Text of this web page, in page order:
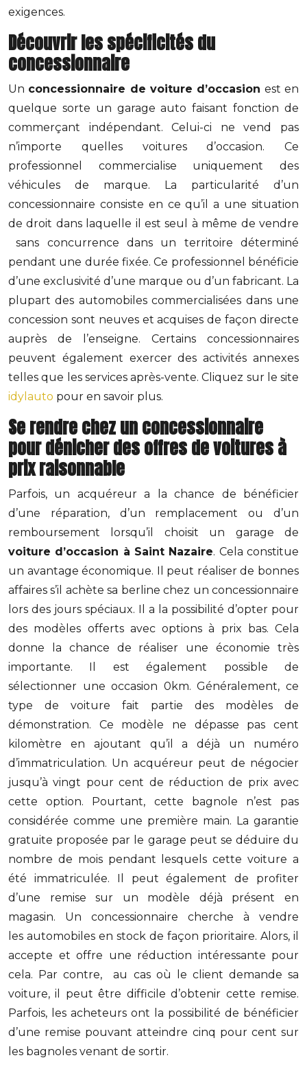
exigences.
Découvrir les spécificités du
concessionnaire
Un concessionnaire de voiture d’occasion est en
quelque sorte un garage auto faisant fonction de
commerçant indépendant. Celui-ci ne vend pas
n’importe quelles voitures d’occasion. Ce
professionnel commercialise uniquement des
véhicules de marque. La particularité d’un
concessionnaire consiste en ce qu’il a une situation
de droit dans laquelle il est seul à même de vendre
sans concurrence dans un territoire déterminé
pendant une durée fixée. Ce professionnel bénéficie
d’une exclusivité d’une marque ou d’un fabricant. La
plupart des automobiles commercialisées dans une
concession sont neuves et acquises de façon directe
auprès de l’enseigne. Certains concessionnaires
peuvent également exercer des activités annexes
telles que les services après-vente. Cliquez sur le site
idylauto pour en savoir plus.
Se rendre chez un concessionnaire
pour dénicher des offres de voitures à
prix raisonnable
Parfois, un acquéreur a la chance de bénéficier
d’une réparation, d’un remplacement ou d’un
remboursement lorsqu’il choisit un garage de
voiture d’occasion à Saint Nazaire. Cela constitue
un avantage économique. Il peut réaliser de bonnes
affaires s’il achète sa berline chez un concessionnaire
lors des jours spéciaux. Il a la possibilité d’opter pour
des modèles offerts avec options à prix bas. Cela
donne la chance de réaliser une économie très
importante. Il est également possible de
sélectionner une occasion 0km. Généralement, ce
type de voiture fait partie des modèles de
démonstration. Ce modèle ne dépasse pas cent
kilomètre en ajoutant qu’il a déjà un numéro
d’immatriculation. Un acquéreur peut de négocier
jusqu’à vingt pour cent de réduction de prix avec
cette option. Pourtant, cette bagnole n’est pas
considérée comme une première main. La garantie
gratuite proposée par le garage peut se déduire du
nombre de mois pendant lesquels cette voiture a
été immatriculée. Il peut également de profiter
d’une remise sur un modèle déjà présent en
magasin. Un concessionnaire cherche à vendre
les automobiles en stock de façon prioritaire. Alors, il
accepte et offre une réduction intéressante pour
cela. Par contre, au cas où le client demande sa
voiture, il peut être difficile d’obtenir cette remise.
Parfois, les acheteurs ont la possibilité de bénéficier
d’une remise pouvant atteindre cinq pour cent sur
les bagnoles venant de sortir.